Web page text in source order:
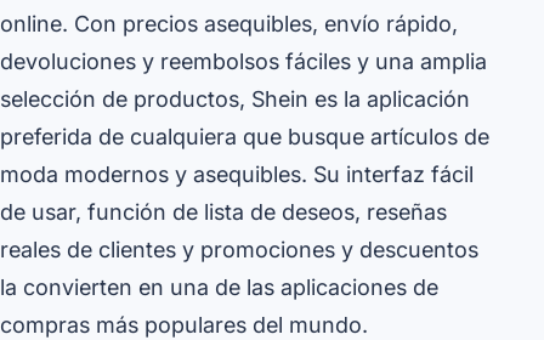
online. Con precios asequibles, envío rápido,
devoluciones y reembolsos fáciles y una amplia
selección de productos, Shein es la aplicación
preferida de cualquiera que busque artículos de
moda modernos y asequibles. Su interfaz fácil
de usar, función de lista de deseos, reseñas
reales de clientes y promociones y descuentos
la convierten en una de las aplicaciones de
compras más populares del mundo.